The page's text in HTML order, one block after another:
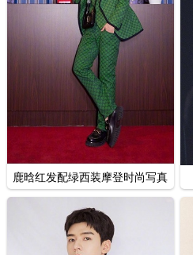
鹿晗红发配绿西装摩登时尚写真